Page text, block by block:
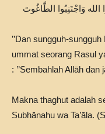
’’Dan sungguh-
ummat seorang Rasul
: ’’Sembahlah Allāh dan
Makna thaghut adalah
Subhānahu wa Ta’āla.